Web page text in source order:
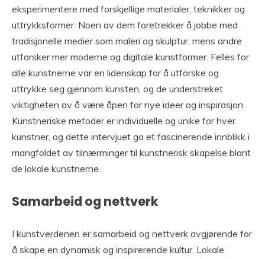
eksperimentere med forskjellige materialer, teknikker og
uttrykksformer. Noen av dem foretrekker å jobbe med
tradisjonelle medier som maleri og skulptur, mens andre
utforsker mer moderne og digitale kunstformer. Felles for
alle kunstnerne var en lidenskap for å utforske og
uttrykke seg gjennom kunsten, og de understreket
viktigheten av å være åpen for nye ideer og inspirasjon.
Kunstneriske metoder er individuelle og unike for hver
kunstner, og dette intervjuet ga et fascinerende innblikk i
mangfoldet av tilnærminger til kunstnerisk skapelse blant
de lokale kunstnerne.
Samarbeid og nettverk
I kunstverdenen er samarbeid og nettverk avgjørende for
å skape en dynamisk og inspirerende kultur. Lokale